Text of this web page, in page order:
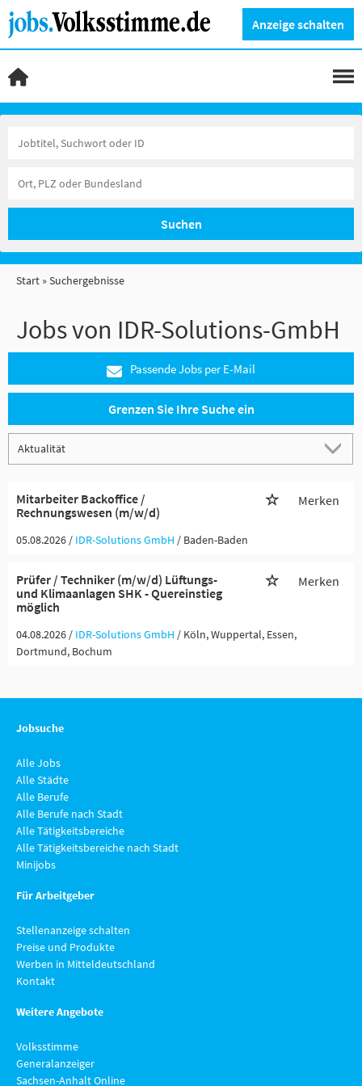
Anzeige schalten
Suchen
Start Suchergebnisse
Jobs von IDR-Solutions-GmbH
Passende Jobs per E-Mail
Grenzen Sie Ihre Suche ein
Mitarbeiter Backoffice /
Rechnungswesen (m/w/d)
Merken
05.08.2026 / IDR-Solutions GmbH / Baden-Baden
Prüfer / Techniker (m/w/d) Lüftungs-
und Klimaanlagen SHK - Quereinstieg
möglich
Merken
04.08.2026 / IDR-Solutions GmbH / Köln, Wuppertal, Essen,
Dortmund, Bochum
Jobsuche
Alle Jobs
Alle Städte
Alle Berufe
Alle Berufe nach Stadt
Alle Tätigkeitsbereiche
Alle Tätigkeitsbereiche nach Stadt
Minijobs
Für Arbeitgeber
Stellenanzeige schalten
Preise und Produkte
Werben in Mitteldeutschland
Kontakt
Weitere Angebote
Volksstimme
Generalanzeiger
Sachsen-Anhalt Online